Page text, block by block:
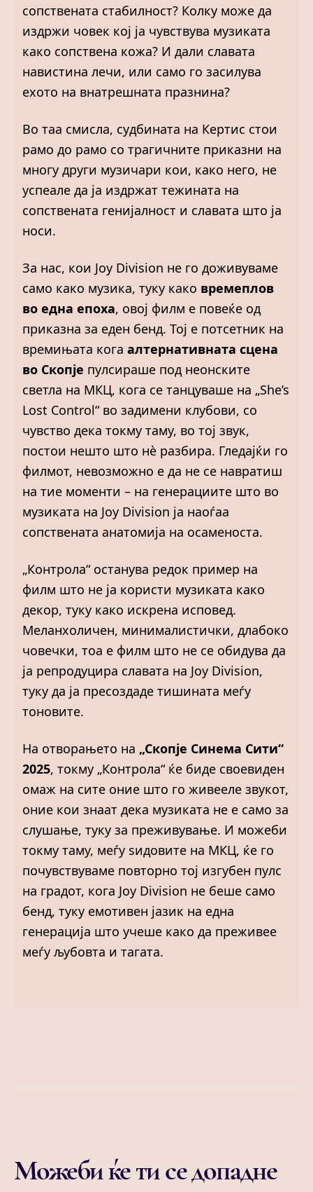
сопствената стабилност? Колку може да
издржи човек кој ја чувствува музиката
како сопствена кожа? И дали славата
навистина лечи, или само го засилува
ехото на внатрешната празнина?
Во таа смисла, судбината на Кертис стои
рамо до рамо со трагичните приказни на
многу други музичари кои, како него, не
успеале да ја издржат тежината на
сопствената генијалност и славата што ја
носи.
За нас, кои Joy Division не го доживуваме
само како музика, туку како времеплов
во една епоха, овој филм е повеќе од
приказна за еден бенд. Тој е потсетник на
времињата кога алтернативната сцена
во Скопје пулсираше под неонските
светла на МКЦ, кога се танцуваше на „She’s
Lost Control“ во задимени клубови, со
чувство дека токму таму, во тој звук,
постои нешто што нè разбира. Гледајќи го
филмот, невозможно е да не се навратиш
на тие моменти – на генерациите што во
музиката на Joy Division ја наоѓаа
сопствената анатомија на осаменоста.
„Контрола“ останува редок пример на
филм што не ја користи музиката како
декор, туку како искрена исповед.
Меланхоличен, минималистички, длабоко
човечки, тоа е филм што не се обидува да
ја репродуцира славата на Joy Division,
туку да ја пресоздаде тишината меѓу
тоновите.
На отворањето на „Скопје Синема Сити“
2025, токму „Контрола“ ќе биде своевиден
омаж на сите оние што го живееле звукот,
оние кои знаат дека музиката не е само за
слушање, туку за преживување. И можеби
токму таму, меѓу ѕидовите на МКЦ, ќе го
почувствуваме повторно тој изгубен пулс
на градот, кога Joy Division не беше само
бенд, туку емотивен јазик на една
генерација што учеше како да преживее
меѓу љубовта и тагата.
Можеби ќе ти се допадне